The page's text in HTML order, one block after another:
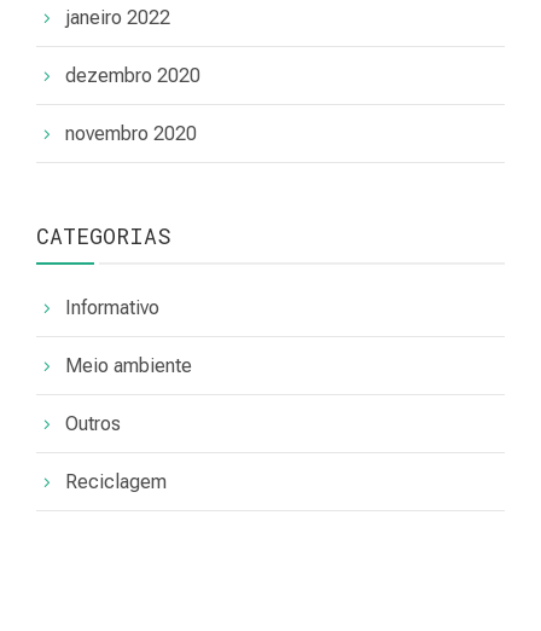
janeiro 2022
dezembro 2020
novembro 2020
CATEGORIAS
Informativo
Meio ambiente
Outros
Reciclagem